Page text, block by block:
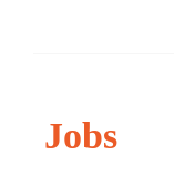
Jobs